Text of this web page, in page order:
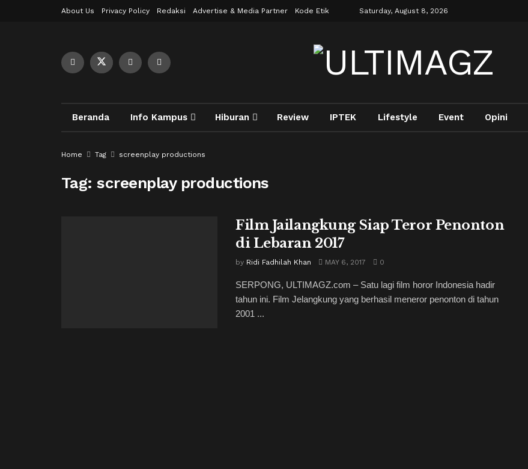
About Us Privacy Policy Redaksi Advertise & Media Partner Kode Etik Saturday, August 8, 2026
Beranda Info Kampus Hiburan Review IPTEK Lifestyle Event Opini
Home Tag screenplay productions
Tag:screenplay productions
Film Jailangkung Siap Teror Penonton
di Lebaran 2017
by Ridi Fadhilah Khan MAY 6, 2017 0
SERPONG, ULTIMAGZ.com – Satu lagi film horor Indonesia hadir
tahun ini. Film Jelangkung yang berhasil meneror penonton di tahun
2001 ...